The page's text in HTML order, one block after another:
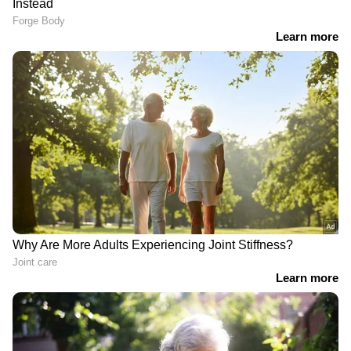
ഉഡുപ്പിയിൽ കോൺഗ്രസ്
നേതാവിന്
വെടിവച്ചുകൊന്ന
സംഭവത്തിൽ വാടക
കൊലയാളികൾ പിടിയിൽ
മലങ്കര ഡാമിൽ
രാസമാലിന്യം കലർന്നു;
കർശന നടപടിയുമായി
ജില്ലാ ഭരണകൂടം
പത്താംക്ലാസുകാരിയെ
കാട്ടാക്കടയിലെ